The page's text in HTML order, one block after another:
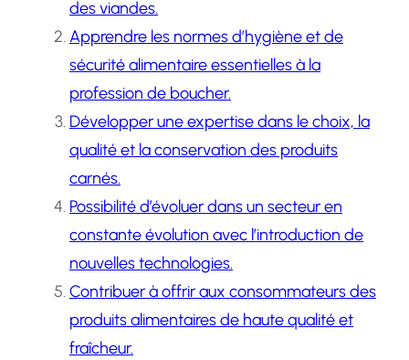
des viandes.
Apprendre les normes d’hygiène et de
sécurité alimentaire essentielles à la
profession de boucher.
Développer une expertise dans le choix, la
qualité et la conservation des produits
carnés.
Possibilité d’évoluer dans un secteur en
constante évolution avec l’introduction de
nouvelles technologies.
Contribuer à offrir aux consommateurs des
produits alimentaires de haute qualité et
fraîcheur.